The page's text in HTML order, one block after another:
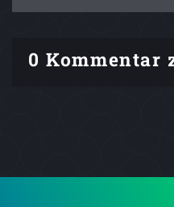
0 Kommentar